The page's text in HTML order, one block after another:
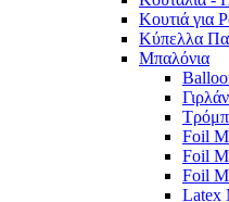
Κουτιά για
Κύπελλα
Μπαλόνια
Foil
Foil
Foil
Latex